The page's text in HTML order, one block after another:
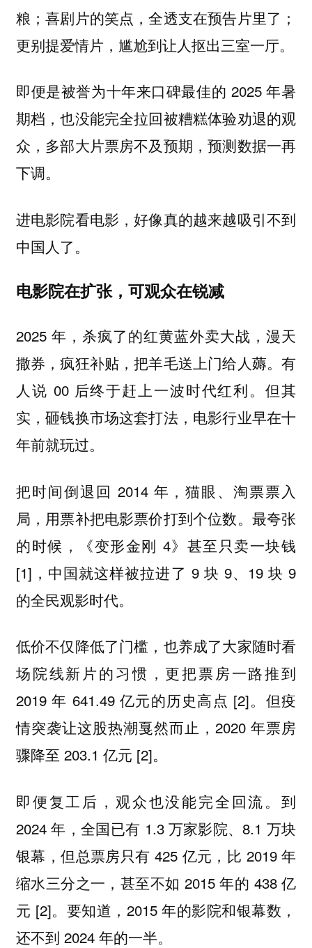
粮；喜剧片的笑点，全透支在预告片里了；
更别提爱情片，尴尬到让人抠出三室一厅。
即便是被誉为十年来口碑最佳的 2025 年暑
期档，也没能完全拉回被糟糕体验劝退的观
众，多部大片票房不及预期，预测数据一再
下调。
进电影院看电影，好像真的越来越吸引不到
中国人了。
电影院在扩张，可观众在锐减
2025 年，杀疯了的红黄蓝外卖大战，漫天
撒券，疯狂补贴，把羊毛送上门给人薅。有
人说 00 后终于赶上一波时代红利。但其
实，砸钱换市场这套打法，电影行业早在十
年前就玩过。
把时间倒退回 2014 年，猫眼、淘票票入
局，用票补把电影票价打到个位数。最夸张
的时候，《变形金刚 4》甚至只卖一块钱
[1]，中国就这样被拉进了 9 块 9、19 块 9
的全民观影时代。
低价不仅降低了门槛，也养成了大家随时看
场院线新片的习惯，更把票房一路推到
2019 年 641.49 亿元的历史高点 [2]。但疫
情突袭让这股热潮戛然而止，2020 年票房
骤降至 203.1 亿元 [2]。
即便复工后，观众也没能完全回流。到
2024 年，全国已有 1.3 万家影院、8.1 万块
银幕，但总票房只有 425 亿元，比 2019 年
缩水三分之一，甚至不如 2015 年的 438 亿
元 [2]。要知道，2015 年的影院和银幕数，
还不到 2024 年的一半。